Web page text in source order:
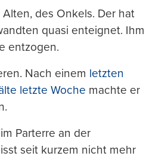
des Onkels. Der hat
quasi enteignet. Ihm
entzogen.
Nach einem letzten
letzte Woche machte er
Parterre an der
seit kurzem nicht mehr